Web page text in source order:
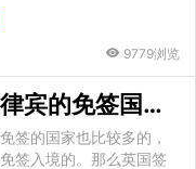
9779浏览
持英国签证入境菲律宾 菲律宾的免签国家有哪些
签的国家也比较多的，
签入境的。那么英国签